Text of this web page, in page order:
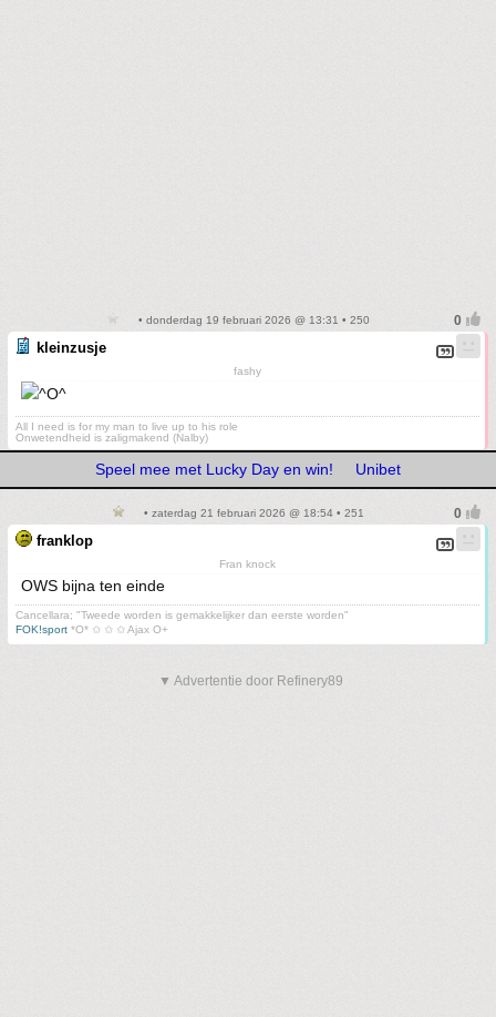
• donderdag 19 februari 2026 @ 13:31 • 250
kleinzusje
fashy
All I need is for my man to live up to his role
Onwetendheid is zaligmakend (Nalby)
Speel mee met Lucky Day en win! Unibet
• zaterdag 21 februari 2026 @ 18:54 • 251
franklop
Fran knock
OWS bijna ten einde
Cancellara; "Tweede worden is gemakkelijker dan eerste worden"
FOK!sport *O* ✩ ✩ ✩ Ajax O+
▼ Advertentie door Refinery89